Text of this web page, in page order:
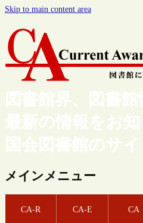
Skip to main content area
図書館界、図書
最新の情報をお
国会図書館のサイ
メインメニュー
CA-R CA-E CA